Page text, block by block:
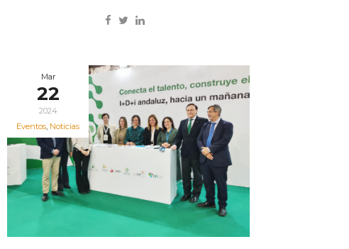
Mar
22
2024
Eventos, Noticias